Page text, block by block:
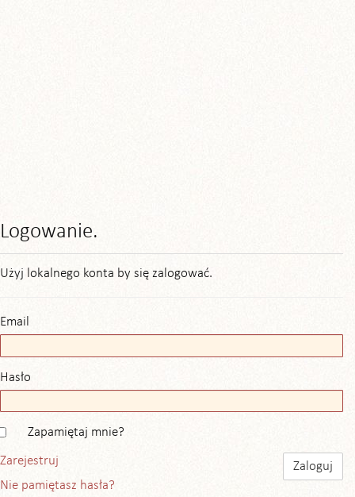
Logowanie.
Użyj lokalnego konta by się zalogować.
Email
Hasło
Zapamiętaj mnie?
Zarejestruj
Nie pamiętasz hasła?